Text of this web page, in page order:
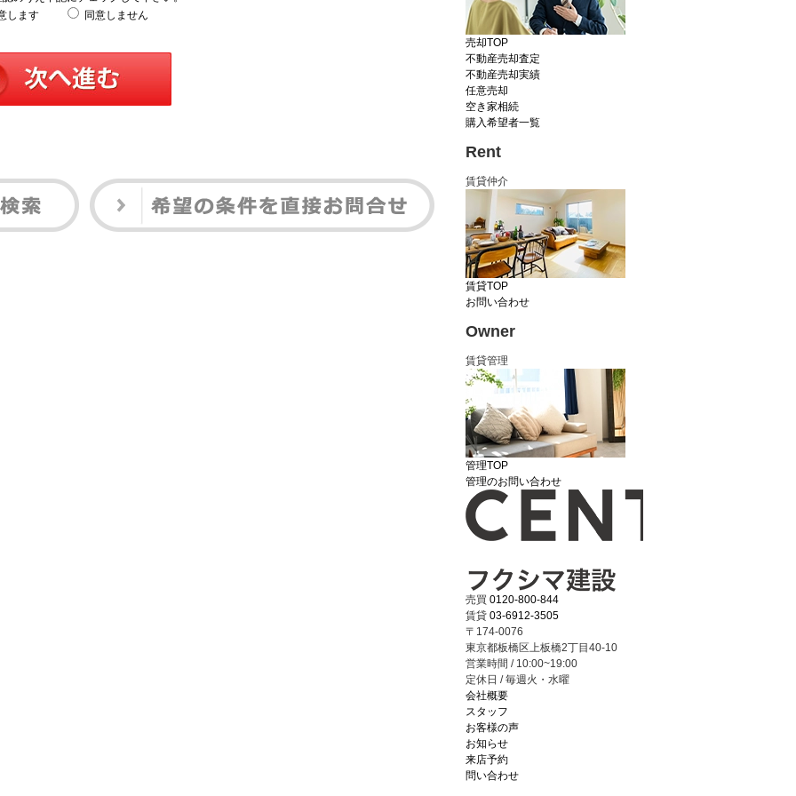
します
同意しません
売却TOP
不動産売却査定
不動産売却実績
任意売却
空き家相続
購入希望者一覧
Rent
賃貸仲介
賃貸TOP
お問い合わせ
Owner
賃貸管理
管理TOP
管理のお問い合わせ
売買 0120-800-844
賃貸 03-6912-3505
〒174-0076
東京都板橋区上板橋2丁目40-10
営業時間 / 10:00~19:00
定休日 / 毎週火・水曜
会社概要
スタッフ
お客様の声
お知らせ
来店予約
問い合わせ